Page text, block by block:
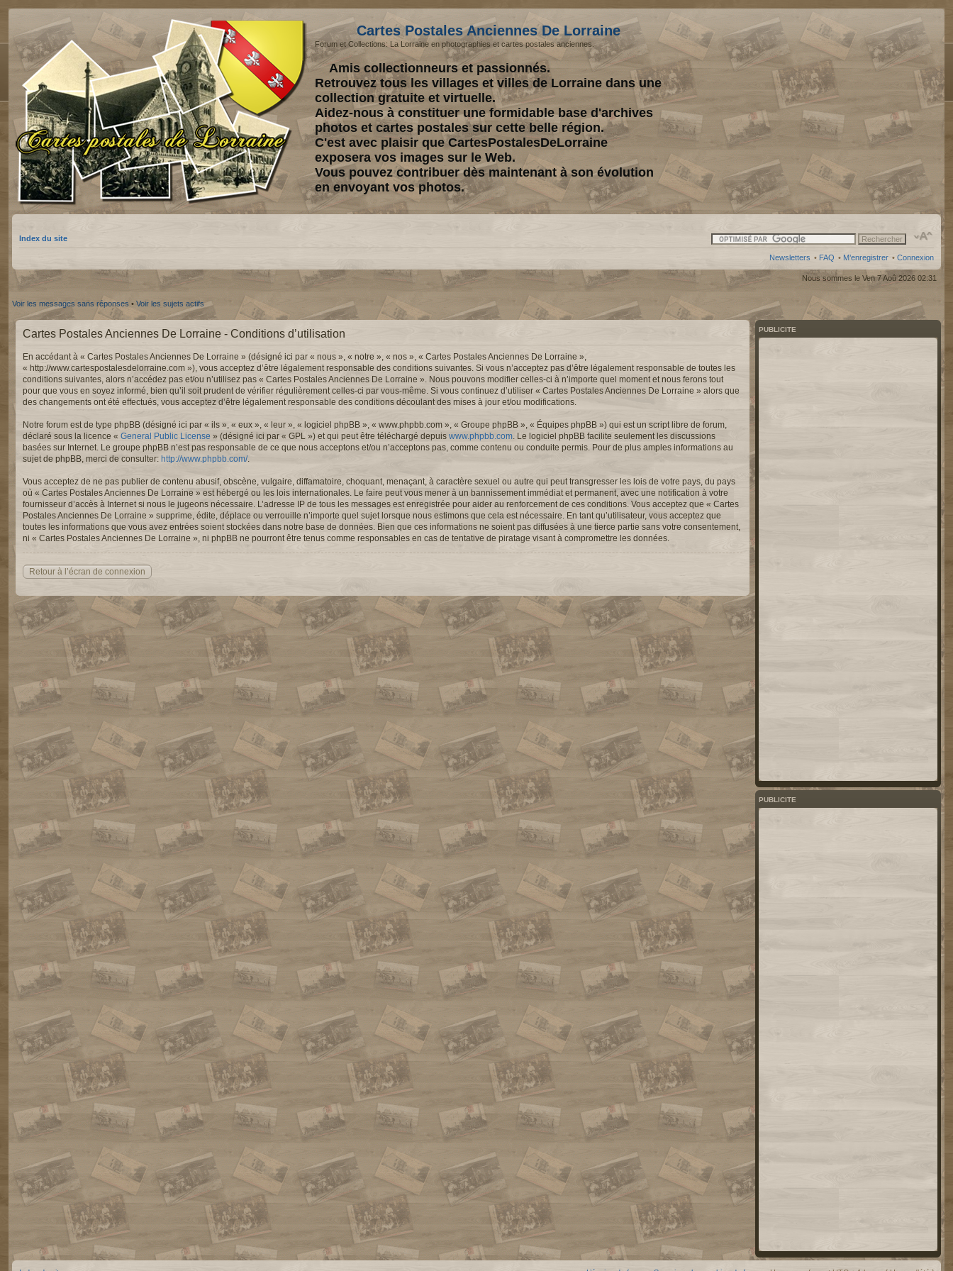
Cartes Postales Anciennes De Lorraine
Forum et Collections: La Lorraine en photographies et cartes postales anciennes.
Amis collectionneurs et passionnés.
Retrouvez tous les villages et villes de Lorraine dans une
collection gratuite et virtuelle.
Aidez-nous à constituer une formidable base d'archives
photos et cartes postales sur cette belle région.
C'est avec plaisir que CartesPostalesDeLorraine
exposera vos images sur le Web.
Vous pouvez contribuer dès maintenant à son évolution
en envoyant vos photos.
Index du site
Newsletters • FAQ • M’enregistrer • Connexion
Nous sommes le Ven 7 Aoû 2026 02:31
Voir les messages sans réponses • Voir les sujets actifs
Cartes Postales Anciennes De Lorraine - Conditions d’utilisation
En accédant à « Cartes Postales Anciennes De Lorraine » (désigné ici par « nous », « notre », « nos », « Cartes Postales Anciennes De Lorraine »,
« http://www.cartespostalesdelorraine.com »), vous acceptez d’être légalement responsable des conditions suivantes. Si vous n’acceptez pas d’être légalement responsable de toutes les
conditions suivantes, alors n’accédez pas et/ou n’utilisez pas « Cartes Postales Anciennes De Lorraine ». Nous pouvons modifier celles-ci à n’importe quel moment et nous ferons tout
pour que vous en soyez informé, bien qu’il soit prudent de vérifier régulièrement celles-ci par vous-même. Si vous continuez d’utiliser « Cartes Postales Anciennes De Lorraine » alors que
des changements ont été effectués, vous acceptez d’être légalement responsable des conditions découlant des mises à jour et/ou modifications.
Notre forum est de type phpBB (désigné ici par « ils », « eux », « leur », « logiciel phpBB », « www.phpbb.com », « Groupe phpBB », « Équipes phpBB ») qui est un script libre de forum,
déclaré sous la licence « General Public License » (désigné ici par « GPL ») et qui peut être téléchargé depuis www.phpbb.com . Le logiciel phpBB facilite seulement les discussions
basées sur Internet. Le groupe phpBB n’est pas responsable de ce que nous acceptons et/ou n’acceptons pas, comme contenu ou conduite permis. Pour de plus amples informations au
sujet de phpBB, merci de consulter: http://www.phpbb.com/.
Vous acceptez de ne pas publier de contenu abusif, obscène, vulgaire, diffamatoire, choquant, menaçant, à caractère sexuel ou autre qui peut transgresser les lois de votre pays, du pays
où « Cartes Postales Anciennes De Lorraine » est hébergé ou les lois internationales. Le faire peut vous mener à un bannissement immédiat et permanent, avec une notification à votre
fournisseur d’accès à Internet si nous le jugeons nécessaire. L’adresse IP de tous les messages est enregistrée pour aider au renforcement de ces conditions. Vous acceptez que « Cartes
Postales Anciennes De Lorraine » supprime, édite, déplace ou verrouille n’importe quel sujet lorsque nous estimons que cela est nécessaire. En tant qu’utilisateur, vous acceptez que
toutes les informations que vous avez entrées soient stockées dans notre base de données. Bien que ces informations ne soient pas diffusées à une tierce partie sans votre consentement,
ni « Cartes Postales Anciennes De Lorraine », ni phpBB ne pourront être tenus comme responsables en cas de tentative de piratage visant à compromettre les données.
Retour à l’écran de connexion
PUBLICITE
PUBLICITE